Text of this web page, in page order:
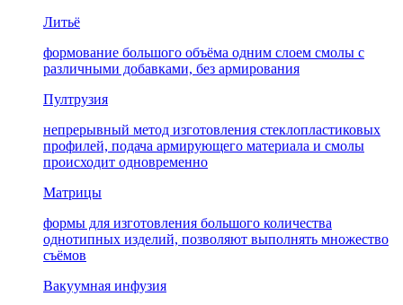
Литьё
формование большого объёма одним слоем смолы с
различными добавками, без армирования
Пултрузия
непрерывный метод изготовления стеклопластиковых
профилей, подача армирующего материала и смолы
происходит одновременно
Матрицы
формы для изготовления большого количества
однотипных изделий, позволяют выполнять множество
съёмов
Вакуумная инфузия